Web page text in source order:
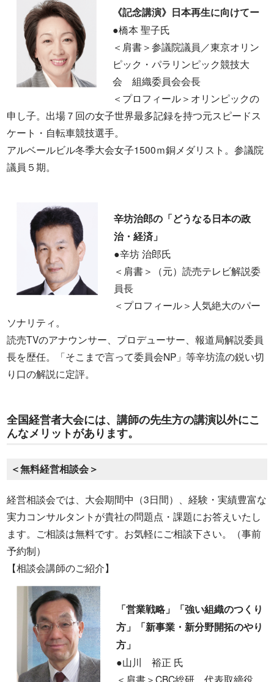
《記念講演》日本再生に向けてー
●橋本 聖子氏
＜肩書＞参議院議員／東京オリン
ピック・パラリンピック競技大
会 組織委員会会長
＜プロフィール＞オリンピックの
申し子。出場７回の女子世界最多記録を持つ元スピードス
ケート・自転車競技選手。
アルベールビル冬季大会女子1500ｍ銅メダリスト。参議院
議員５期。
辛坊治郎の「どうなる日本の政
治・経済」
●辛坊 治郎氏
＜肩書＞（元）読売テレビ解説委
員長
＜プロフィール＞人気絶大のパー
ソナリティ。
読売TVのアナウンサー、プロデューサー、報道局解説委員
長を歴任。「そこまで言って委員会NP」等辛坊流の鋭い切
り口の解説に定評。
全国経営者大会には、講師の先生方の講演以外にこ
んなメリットがあります。
＜無料経営相談会＞
経営相談会では、大会期間中（3日間）、経験・実績豊富な
実力コンサルタントが貴社の問題点・課題にお答えいたし
ます。ご相談は無料です。お気軽にご相談下さい。（事前
予約制）
【相談会講師のご紹介】
「営業戦略」「強い組織のつくり
方」「新事業・新分野開拓のやり
方」
●山川 裕正 氏
＜肩書＞CBC総研 代表取締役